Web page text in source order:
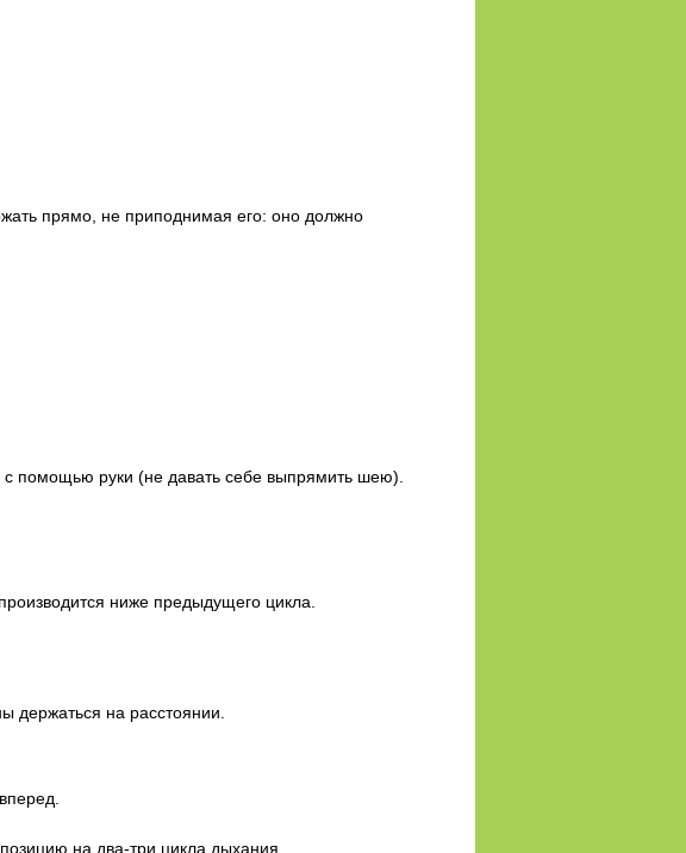
прямо, не приподнимая его: оно должно
помощью руки (не давать себе выпрямить шею).
ниже предыдущего цикла.
держаться на расстоянии.
на два-три цикла дыхания.